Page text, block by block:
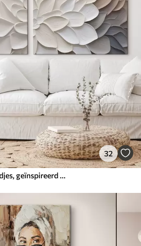
32
Abstracte bloemblaadjes, geïnspireerd op de schilderkunst